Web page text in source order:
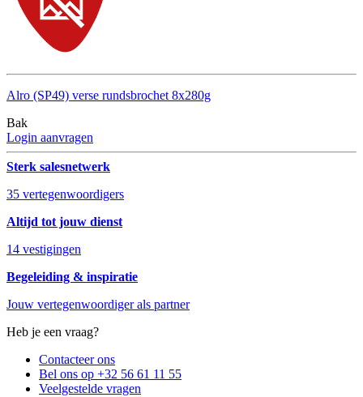
Alro (SP49) verse rundsbrochet 8x280g
Bak
Login aanvragen
Sterk salesnetwerk
35 vertegenwoordigers
Altijd tot jouw dienst
14 vestigingen
Begeleiding & inspiratie
Jouw vertegenwoordiger als partner
Heb je een vraag?
Contacteer ons
Bel ons op +32 56 61 11 55
Veelgestelde vragen